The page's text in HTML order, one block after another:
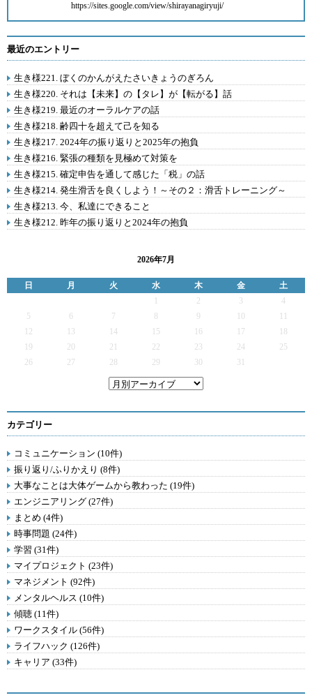
https://sites.google.com/view/shirayanagiryuji/
最近のエントリー
生き様221. ぼくのかんがえたさいきょうのぎろん
生き様220. それは【未来】の【タレ】が【転がる】話
生き様219. 最近のオーラルケアの話
生き様218. 齢四十を超えて己を知る
生き様217. 2024年の振り返りと2025年の抱負
生き様216. 緊張の種類を見極めて対策を
生き様215. 確定申告を通して感じた「税」の話
生き様214. 発生滑舌を良くしよう！～その２：滑舌トレーニング～
生き様213. 今、私達にできること
生き様212. 昨年の振り返りと2024年の抱負
2026年7月
日 月 火 水 木 金
土
2 3
4
5
6 7 9
12
13 14 15 16 17
19
20 21 22 23 24
25
26
27 28 29 30 31
カテゴリー
コミュニケーション (10件)
振り返り/ふりかえり (8件)
大事なことは大体ゲームから教わった (19件)
エンジニアリング (27件)
まとめ (4件)
時事問題 (24件)
学習 (31件)
マイプロジェクト (23件)
マネジメント (92件)
メンタルヘルス (10件)
傾聴 (11件)
ワークスタイル (56件)
ライフハック (126件)
キャリア (33件)